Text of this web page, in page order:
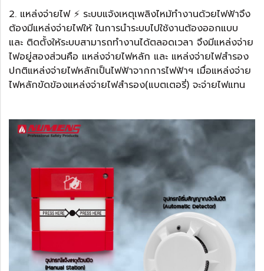
2. แหล่งจ่ายไฟ ⚡️ ระบบแจ้งเหตุเพลิงไหม้ทำงานด้วยไฟฟ้าจึง
ต้องมีแหล่งจ่ายไฟให้ ในการนำระบบไปใช้งานต้องออกแบบ
และ ติดตั้งให้ระบบสามารถทำงานได้ตลอดเวลา จึงมีแหล่งจ่าย
ไฟอยู่สองส่วนคือ แหล่งจ่ายไฟหลัก และ แหล่งจ่ายไฟสำรอง
ปกติแหล่งจ่ายไฟหลักเป็นไฟฟ้าจากการไฟฟ้าฯ เมื่อแหล่งจ่าย
ไฟหลักขัดข้องแหล่งจ่ายไฟสำรอง(แบตเตอรี่) จะจ่ายไฟแทน